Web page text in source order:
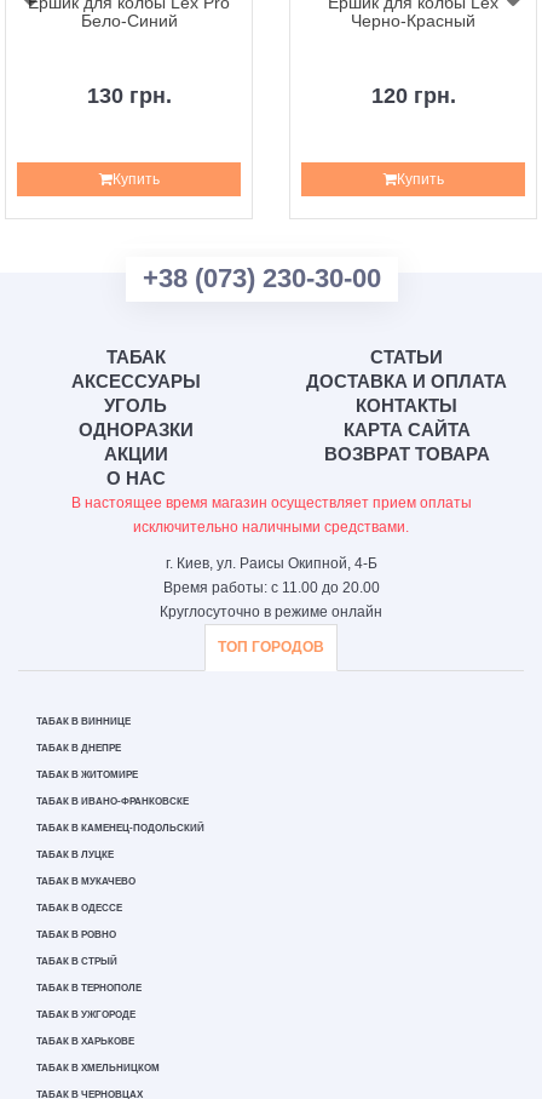
Бело-Синий
130 грн.
Купить
Черно-Красный
120 грн.
Купить
+38 (073) 230-30-00
ТАБАК
АКСЕССУАРЫ
УГОЛЬ
ОДНОРАЗКИ
АКЦИИ
О НАС
СТАТЬИ
ДОСТАВКА И ОПЛАТА
КОНТАКТЫ
КАРТА САЙТА
ВОЗВРАТ ТОВАРА
В настоящее время магазин осуществляет прием оплаты
исключительно наличными средствами.
г. Киев, ул. Раисы Окипной, 4-Б
Время работы: с 11.00 до 20.00
Круглосуточно в режиме онлайн
ТОП ГОРОДОВ
ТАБАК В ВИННИЦЕ
ТАБАК В ДНЕПРЕ
ТАБАК В ЖИТОМИРЕ
ТАБАК В ИВАНО-ФРАНКОВСКЕ
ТАБАК В КАМЕНЕЦ-ПОДОЛЬСКИЙ
ТАБАК В ЛУЦКЕ
ТАБАК В МУКАЧЕВО
ТАБАК В ОДЕССЕ
ТАБАК В РОВНО
ТАБАК В СТРЫЙ
ТАБАК В ТЕРНОПОЛЕ
ТАБАК В УЖГОРОДЕ
ТАБАК В ХАРЬКОВЕ
ТАБАК В ХМЕЛЬНИЦКОМ
ТАБАК В ЧЕРНОВЦАХ